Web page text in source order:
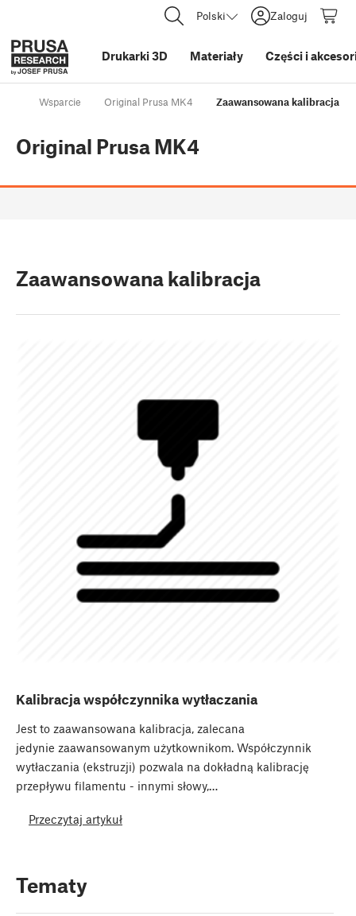
Polski Zaloguj
Drukarki 3D Materiały Części i
Wsparcie Original Prusa MK4 Zaawansowana kalibracja
Original Prusa MK4
Zaawansowana kalibracja
Kalibracja współczynnika wytłaczania
Jest to zaawansowana kalibracja, zalecana
jedynie zaawansowanym użytkownikom. Współczynnik
wytłaczania (ekstruzji) pozwala na dokładną kalibrację
przepływu filamentu - innymi słowy,…
Przeczytaj artykuł
Tematy